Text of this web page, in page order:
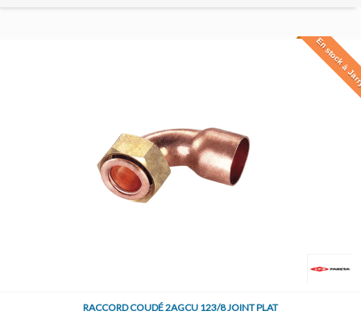
En stock à
RACCORD COUDÉ 2AGCU 123/8 JOINT PLAT